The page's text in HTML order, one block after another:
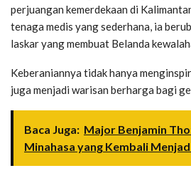
perjuangan kemerdekaan di
tenaga medis yang sederhana, ia
laskar yang membuat Belanda
Keberaniannya tidak hanya
juga menjadi warisan berharga bagi
Baca Juga: Major Benjamin
Minahasa yang Kembali